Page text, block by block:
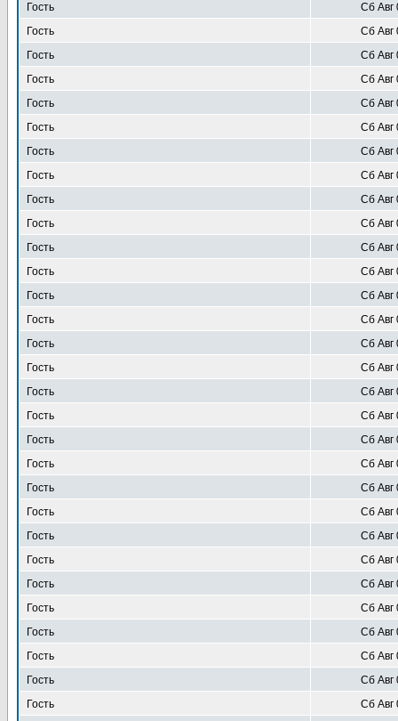
Гость
Сб Авг
Гость
Сб Авг
Гость
Сб Авг
Гость
Сб Авг
Гость
Сб Авг
Гость
Сб Авг
Гость
Сб Авг
Гость
Сб Авг
Гость
Сб Авг
Гость
Сб Авг
Гость
Сб Авг
Гость
Сб Авг
Гость
Сб Авг
Гость
Сб Авг
Гость
Сб Авг
Гость
Сб Авг
Гость
Сб Авг
Гость
Сб Авг
Гость
Сб Авг
Гость
Сб Авг
Гость
Сб Авг
Гость
Сб Авг
Гость
Сб Авг
Гость
Сб Авг
Гость
Сб Авг
Гость
Сб Авг
Гость
Сб Авг
Гость
Сб Авг
Гость
Сб Авг
Гость
Сб Авг